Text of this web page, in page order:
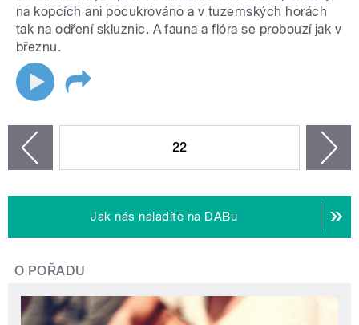
na kopcích ani pocukrováno a v tuzemských horách
tak na odření skluznic. A fauna a flóra se probouzí jak v
březnu.
22
Jak nás naladíte na DABu
O POŘADU